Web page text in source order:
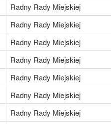
Radny Rady Miejskiej
Radny Rady Miejskiej
Radny Rady Miejskiej
Radny Rady Miejskiej
Radny Rady Miejskiej
Radny Rady Miejskiej
Radny Rady Miejskiej